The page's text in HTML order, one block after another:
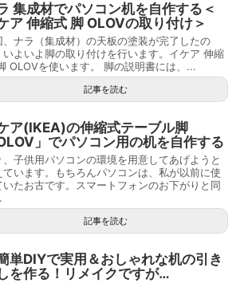
集成材でパソコン机を自作する＜
ア 伸縮式 脚 OLOVの取り付け＞
、ナラ（集成材）の天板の塗装が完了したの
いよいよ脚の取り付けを行います。イケア 伸縮
OLOVを使います。 脚の説明書には、...
記事を読む
ア(IKEA)の伸縮式テーブル脚
OLOV」でパソコン用の机を自作する
、子供用パソコンの環境を用意してあげようと
ています。もちろんパソコンは、私が以前に使
いたお古です。スマートフォンのお下がりと同
記事を読む
単DIYで実用＆おしゃれな机の引き
を作る！リメイクですが…